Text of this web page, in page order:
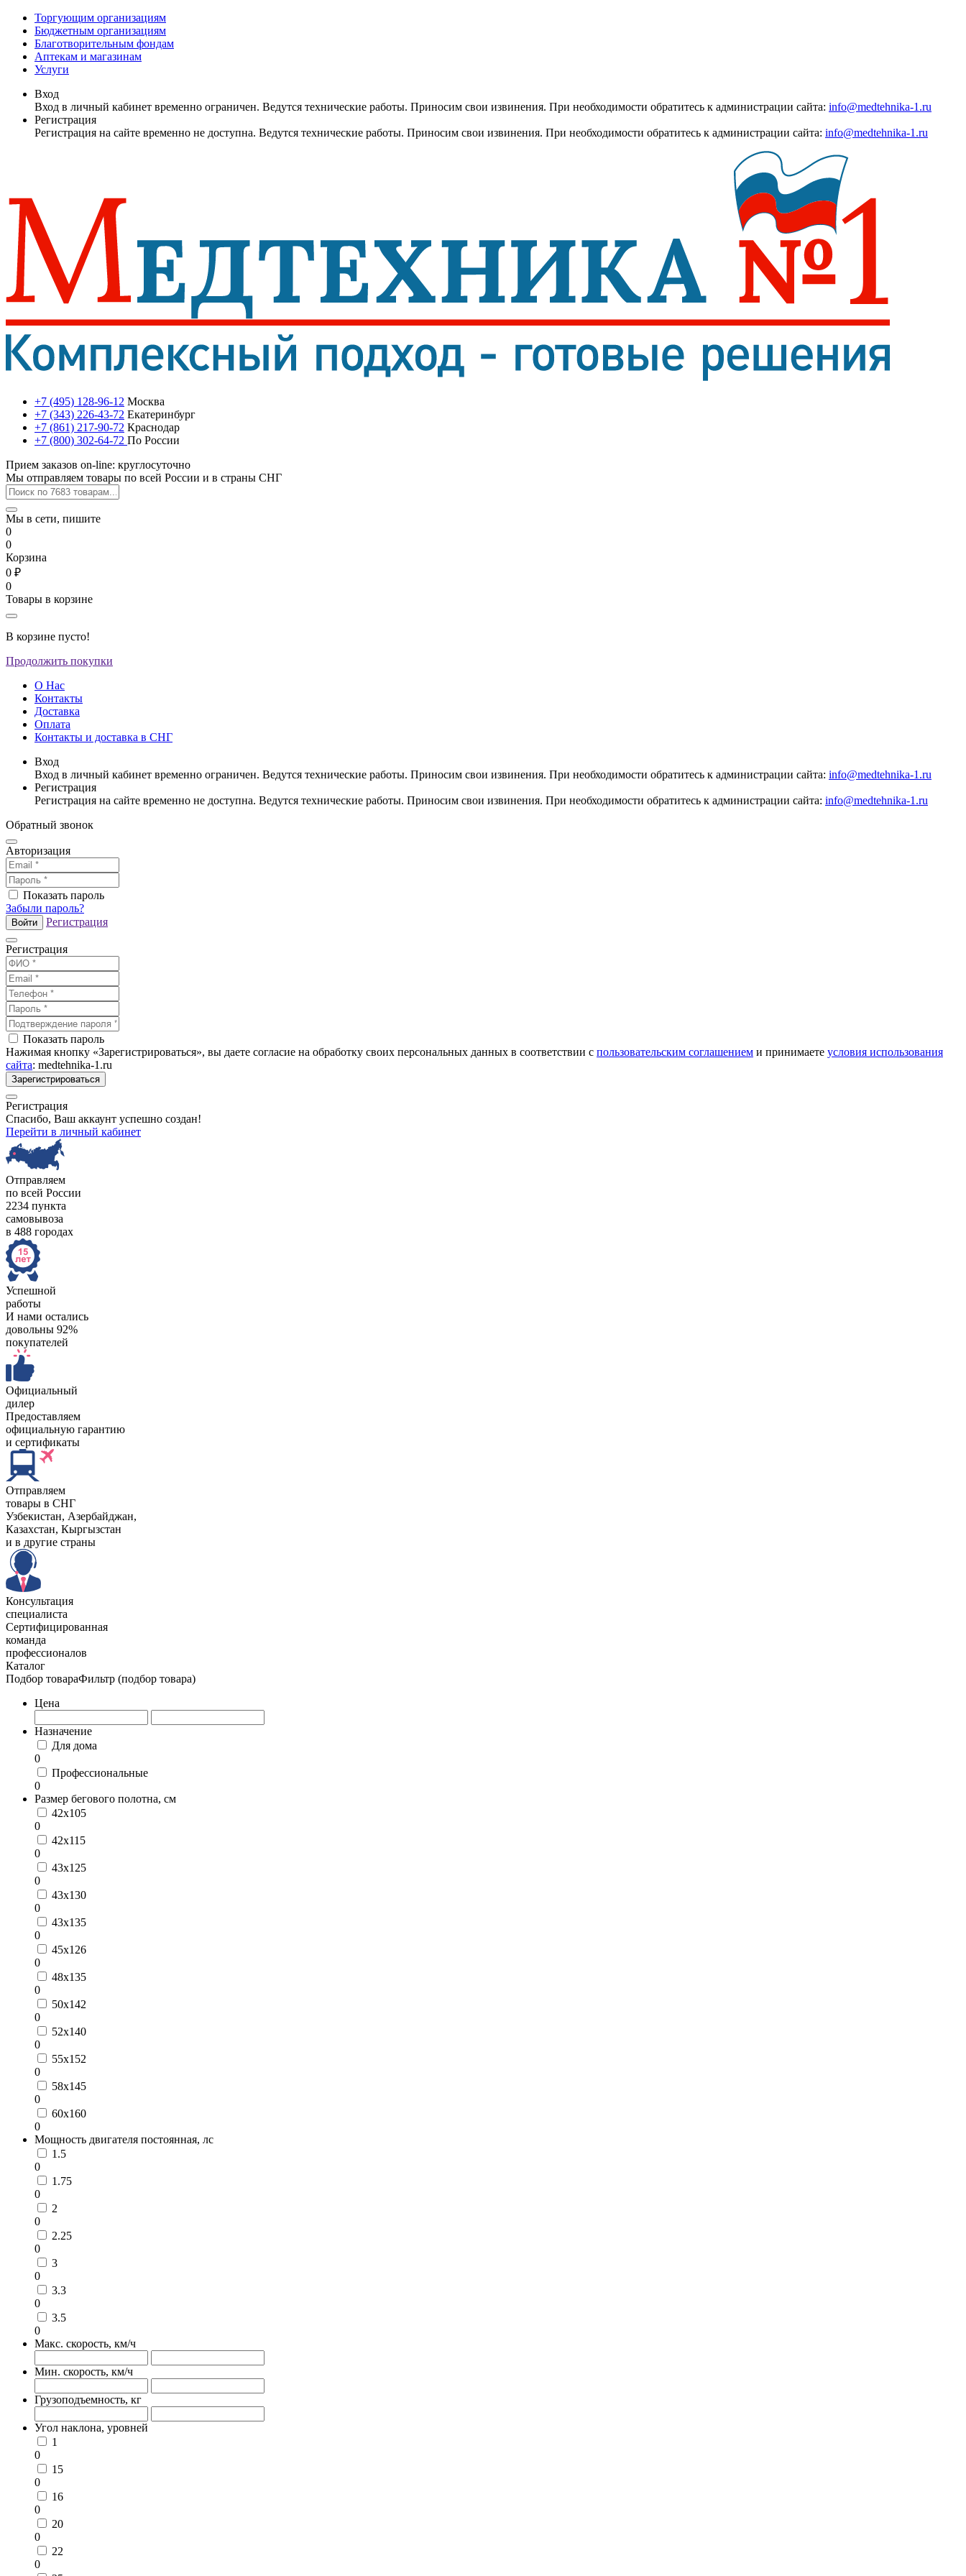
Торгующим организациям
Бюджетным организациям
Благотворительным фондам
Аптекам и магазинам
Услуги
Вход
Вход в личный кабинет временно ограничен. Ведутся технические работы. Приносим свои извинения. При необходимости обратитесь к администрации сайта: info@medtehnika-1.ru
Регистрация
Регистрация на сайте временно не доступна. Ведутся технические работы. Приносим свои извинения. При необходимости обратитесь к администрации сайта: info@medtehnika-1.ru
+7 (495) 128-96-12 Москва
+7 (343) 226-43-72 Екатеринбург
+7 (861) 217-90-72 Краснодар
+7 (800) 302-64-72 По России
Прием заказов on-line: круглосуточно
Мы отправляем товары по всей России и в страны СНГ
Мы в сети, пишите
0
0
Корзина
0 ₽
0
Товары в корзине
В корзине пусто!
Продолжить покупки
О Нас
Контакты
Доставка
Оплата
Контакты и доставка в СНГ
Вход
Вход в личный кабинет временно ограничен. Ведутся технические работы. Приносим свои извинения. При необходимости обратитесь к администрации сайта: info@medtehnika-1.ru
Регистрация
Регистрация на сайте временно не доступна. Ведутся технические работы. Приносим свои извинения. При необходимости обратитесь к администрации сайта: info@medtehnika-1.ru
Обратный звонок
Авторизация
Показать пароль
Забыли пароль?
Войти Регистрация
Регистрация
Показать пароль
Нажимая кнопку «Зарегистрироваться», вы даете согласие на обработку своих персональных данных в соответствии с пользовательским соглашением и принимаете условия использования
сайта: medtehnika-1.ru
Зарегистрироваться
Регистрация
Спасибо, Ваш аккаунт успешно создан!
Перейти в личный кабинет
Отправляем
по всей России
2234 пункта
самовывоза
в 488 городах
Успешной
работы
И нами остались
довольны 92%
покупателей
Официальный
дилер
Предоставляем
официальную гарантию
и сертификаты
Отправляем
товары в СНГ
Узбекистан, Aзербайджан,
Казахстан, Кыргызстан
и в другие страны
Консультация
специалиста
Сертифицированная
команда
профессионалов
Каталог
Подбор товараФильтр (подбор товара)
Цена
Назначение
Для дома
0
Профессиональные
0
Размер бегового полотна, см
42x105
0
42x115
0
43x125
0
43x130
0
43x135
0
45x126
0
48x135
0
50x142
0
52x140
0
55x152
0
58x145
0
60x160
0
Мощность двигателя постоянная, лс
1.5
0
1.75
0
2
0
2.25
0
3
0
3.3
0
3.5
0
Макс. скорость, км/ч
Мин. скорость, км/ч
Грузоподъемность, кг
Угол наклона, уровней
1
0
15
0
16
0
20
0
22
0